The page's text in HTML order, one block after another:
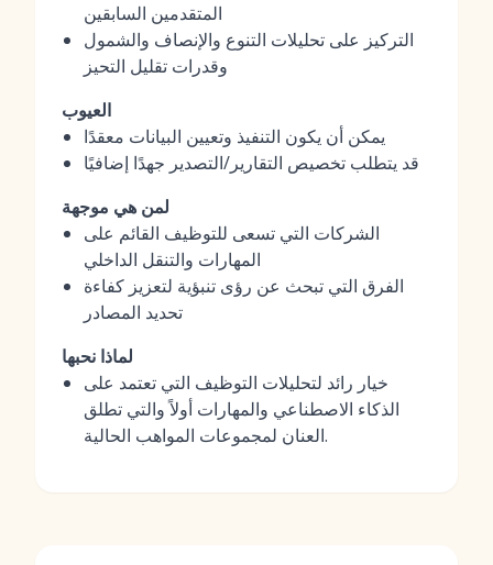
المتقدمين السابقين
التركيز على تحليلات التنوع والإنصاف والشمول
وقدرات تقليل التحيز
العيوب
يمكن أن يكون التنفيذ وتعيين البيانات معقدًا
قد يتطلب تخصيص التقارير/التصدير جهدًا إضافيًا
لمن هي موجهة
الشركات التي تسعى للتوظيف القائم على
المهارات والتنقل الداخلي
الفرق التي تبحث عن رؤى تنبؤية لتعزيز كفاءة
تحديد المصادر
لماذا نحبها
خيار رائد لتحليلات التوظيف التي تعتمد على
الذكاء الاصطناعي والمهارات أولاً والتي تطلق
العنان لمجموعات المواهب الحالية.